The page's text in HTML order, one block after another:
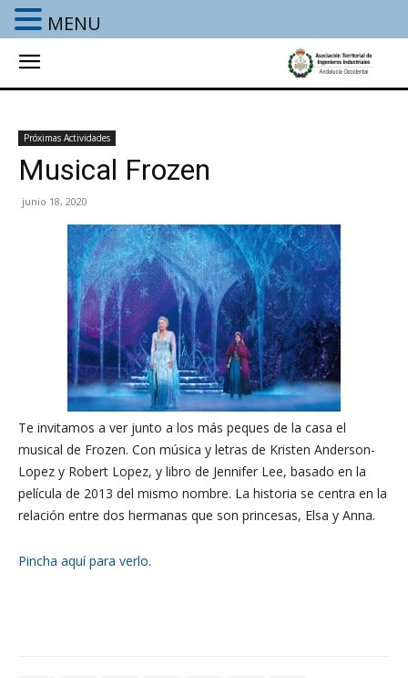
Próximas Actividades
Musical Frozen
junio 18, 2020
Te invitamos a ver junto a los más peques de la casa el
musical de Frozen. Con música y letras de Kristen Anderson-
Lopez y Robert Lopez, y libro de Jennifer Lee, basado en la
película de 2013 del mismo nombre. La historia se centra en la
relación entre dos hermanas que son princesas, Elsa y Anna.
Pincha aquí para verlo.
MENU